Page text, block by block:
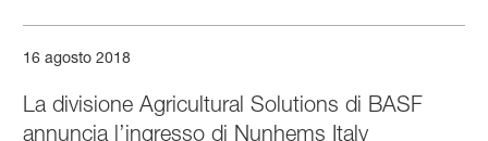
16 agosto 2018
La divisione Agricultural Solutions di BASF
annuncia l’ingresso di Nunhems Italy